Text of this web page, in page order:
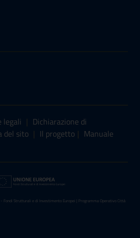
Utili
legali | Dichiarazione di
del sito | Il progetto | Manuale
- Fondi Strutturali e di Investimento Europei | Programma Operativo Città